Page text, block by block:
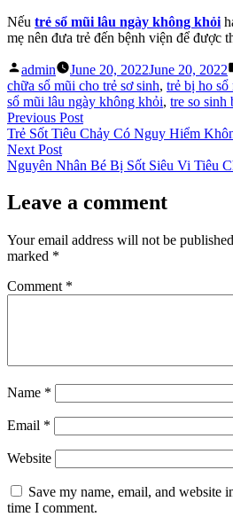
Nếu trẻ sổ mũi lâu ngày không khỏi
mẹ nên đưa trẻ đến bệnh viện để được
Posted
by
admin June 20, 2022June 20, 2022
chữa sổ mũi cho trẻ sơ sinh, trẻ bị ho sổ
sổ mũi lâu ngày không khỏi, tre so sinh
Post
navigation
Previous PostPrevious
post:
Trẻ Sốt Tiêu Chảy Có Nguy Hiểm
Next PostNext
post:
Nguyên Nhân Bé Bị Sốt Siêu Vi Tiêu
Leave a comment
Your email address will not be
marked *
Comment *
Name *
Email *
Website
Save my name, email, and website
time I comment.